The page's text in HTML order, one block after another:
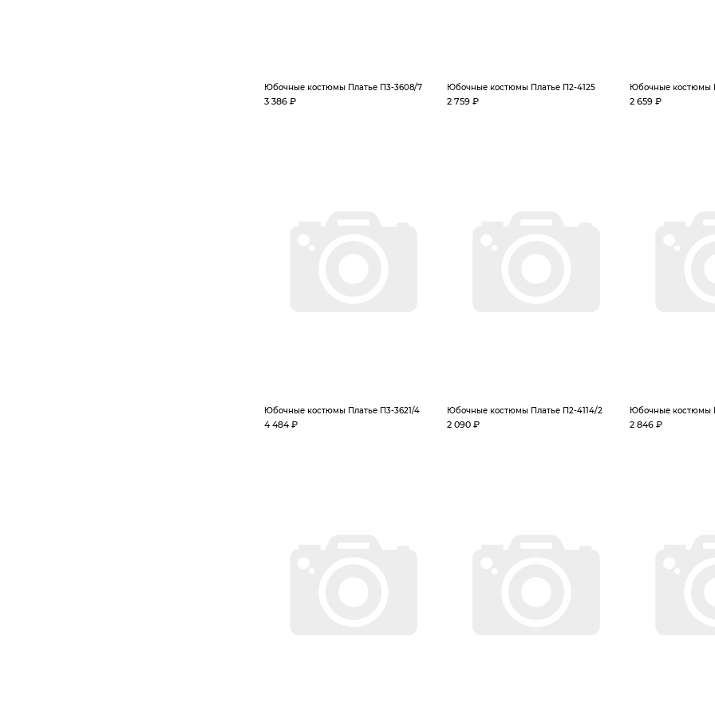
Юбочные костюмы Платье П3-3608/7
3 386 ₽
Юбочные костюмы Платье П2-4125
2 759 ₽
Юбочные костюмы
2 659 ₽
Юбочные костюмы Платье П3-3621/4
4 484 ₽
Юбочные костюмы Платье П2-4114/2
2 090 ₽
Юбочные костюмы
2 846 ₽